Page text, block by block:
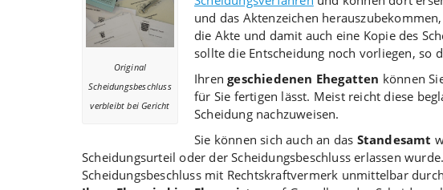
Original
Scheidungsbeschluss
verbleibt bei Gericht
und das Aktenzeichen
die Akte und damit auch eine Kopie des
sollte die Entscheidung noch vorliegen, so
Ihrengeschiedenen Ehegatten können
für Sie fertigen lässt. Meist reicht diese
Scheidung nachzuweisen.
Sie können sich auch an das Standesamt
Scheidungsurteil oder der Scheidungsbeschluss erlassen
Scheidungsbeschluss mit Rechtskraftvermerk unmittelbar